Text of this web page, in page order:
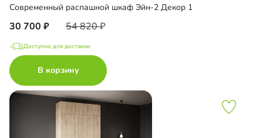
Современный распашной шкаф Эйн-2 Декор 1
30 700 54 820
Доступно для доставки
В корзину